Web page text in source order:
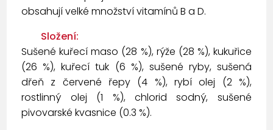
obsahují velké množství vitamínů B a D.
Složení:
Sušené kuřecí maso (28 %), rýže (28 %), kukuřice
(26 %), kuřecí tuk (6 %), sušené ryby, sušená
dřeň z červené řepy (4 %), rybí olej (2 %),
rostlinný olej (1 %), chlorid sodný, sušené
pivovarské kvasnice (0.3 %).